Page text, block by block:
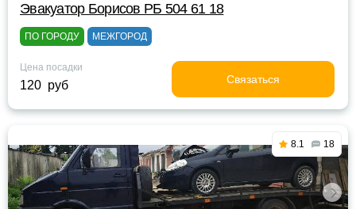
Эвакуатор Борисов РБ 504 61 18
ПО ГОРОДУ МЕЖГОРОД
Цена посадки
120 руб Связаться
8.1 18